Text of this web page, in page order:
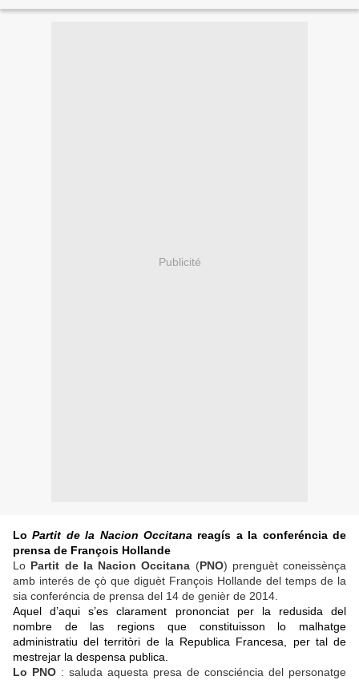
Publicité
LoPartit de la Nacion Occitana reagís a la conferéncia de
prensa de François Hollande
Lo Partit de la Nacion Occitana (PNO) prenguèt coneissènça
amb interés de çò que diguèt François Hollande del temps de la
sia conferéncia de prensa del 14 de genièr de 2014.
Aquel d’aqui s’es clarament prononciat per la redusida del
nombre de las regions que constituisson lo malhatge
administratiu del territòri de la Republica Francesa, per tal de
mestrejar la despensa publica.
Lo PNO : saluda aquesta presa de consciéncia del personatge